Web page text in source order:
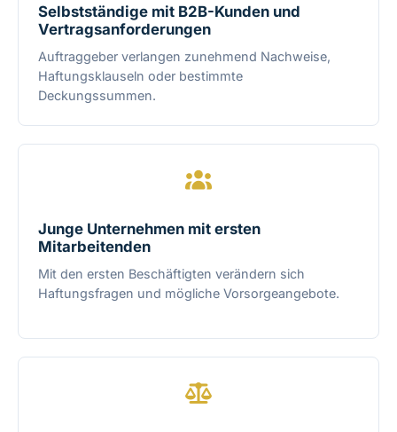
Selbstständige mit B2B-Kunden und
Vertragsanforderungen
Auftraggeber verlangen zunehmend Nachweise,
Haftungsklauseln oder bestimmte
Deckungssummen.
Junge Unternehmen mit ersten
Mitarbeitenden
Mit den ersten Beschäftigten verändern sich
Haftungsfragen und mögliche Vorsorgeangebote.